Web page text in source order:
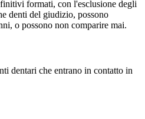
formati, con l'esclusione degli
denti del giudizio, possono
o possono non comparire mai.
dentari che entrano in contatto in